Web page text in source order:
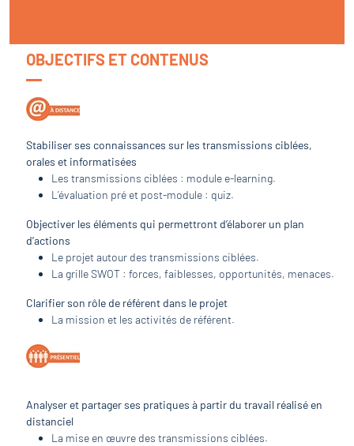
OBJECTIFS ET CONTENUS
Stabiliser ses connaissances sur les transmissions ciblées,
orales et informatisées
Les transmissions ciblées : module e-learning.
L’évaluation pré et post-module : quiz.
Objectiver les éléments qui permettront d’élaborer un plan
d’actions
Le projet autour des transmissions ciblées.
La grille SWOT : forces, faiblesses, opportunités, menaces.
Clarifier son rôle de référent dans le projet
La mission et les activités de référent.
Analyser et partager ses pratiques à partir du travail réalisé en
distanciel
La mise en œuvre des transmissions ciblées.